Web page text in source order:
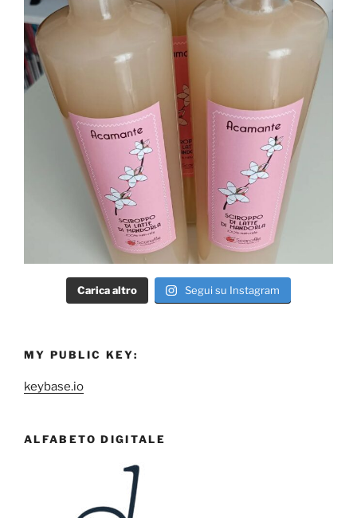
Carica altro Segui su Instagram
MY PUBLIC KEY:
keybase.io
ALFABETO DIGITALE